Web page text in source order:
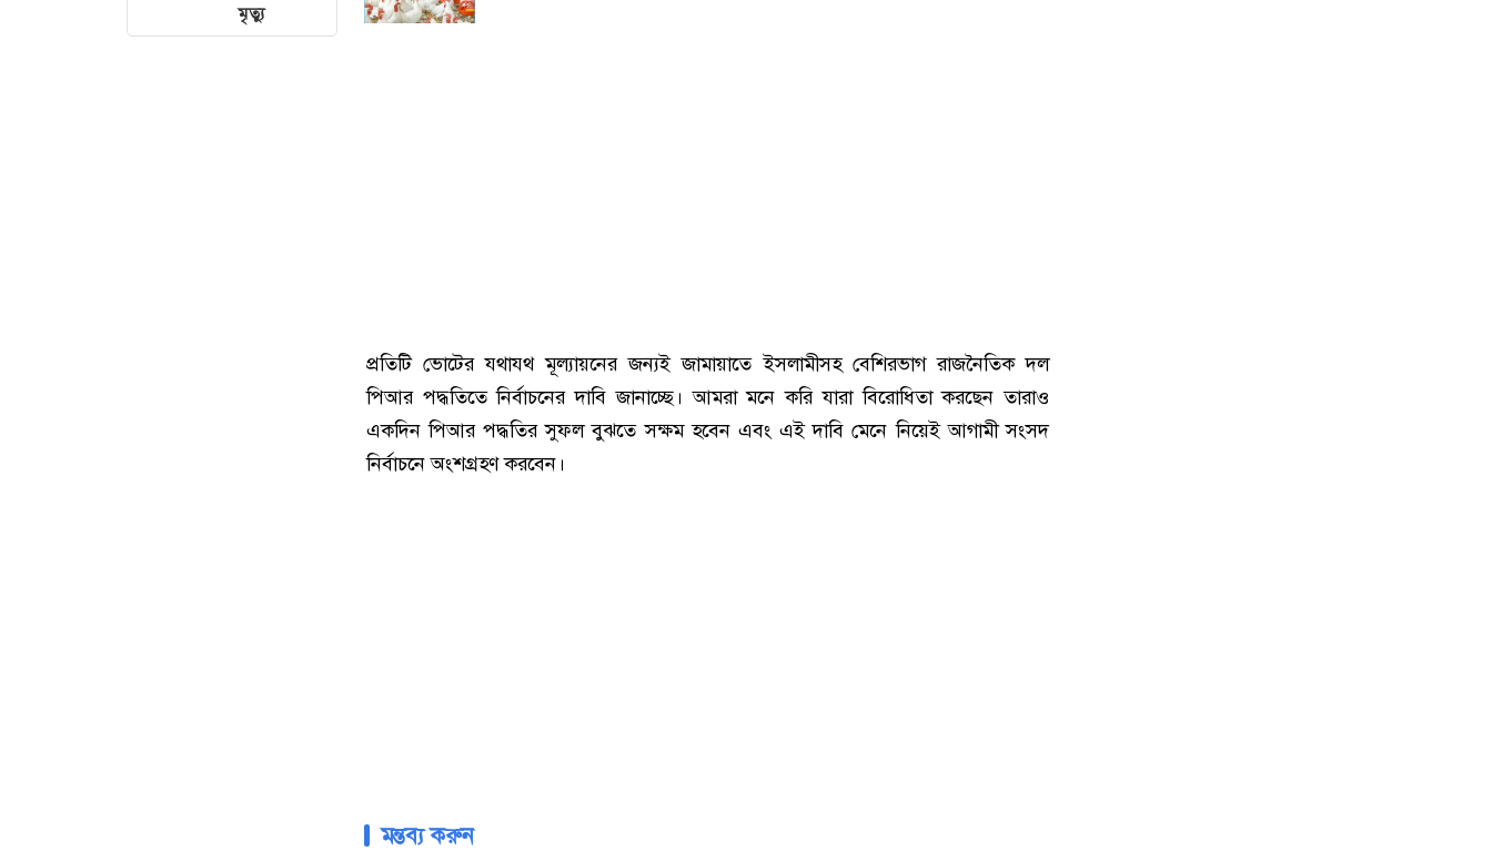
মৃত্যু
প্রতিটি ভোটের যথাযথ মূল্যায়নের জন্যই জামায়াতে ইসলামীসহ বেশিরভাগ রাজনৈতিক দল
পিআর পদ্ধতিতে নির্বাচনের দাবি জানাচ্ছে। আমরা মনে করি যারা বিরোধিতা করছেন তারাও
একদিন পিআর পদ্ধতির সুফল বুঝতে সক্ষম হবেন এবং এই দাবি মেনে নিয়েই আগামী সংসদ
নির্বাচনে অংশগ্রহণ করবেন।
মন্তব্য করুন